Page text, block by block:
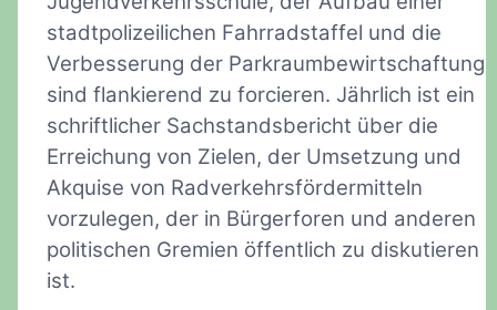
stadtpolizeilichen Fahrradstaffel und die
Verbesserung der Parkraumbewirtschaftung
sind flankierend zu forcieren. Jährlich ist ein
schriftlicher Sachstandsbericht über die
Erreichung von Zielen, der Umsetzung und
Akquise von Radverkehrsfördermitteln
vorzulegen, der in Bürgerforen und anderen
politischen Gremien öffentlich zu diskutieren
ist.